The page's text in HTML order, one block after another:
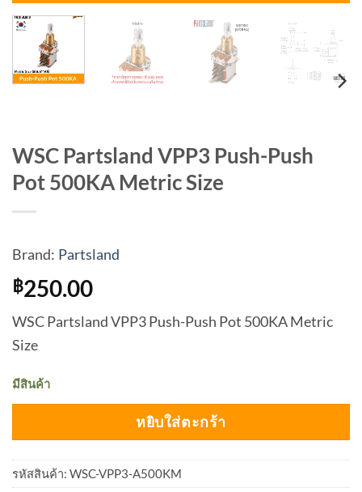
WSC Partsland VPP3 Push-Push
Pot 500KA Metric Size
Brand: Partsland
฿250.00
WSC Partsland VPP3 Push-Push Pot 500KA Metric
Size
มีสินค้า
หยิบใส่ตะกร้า
รหัสสินค้า: WSC-VPP3-A500KM